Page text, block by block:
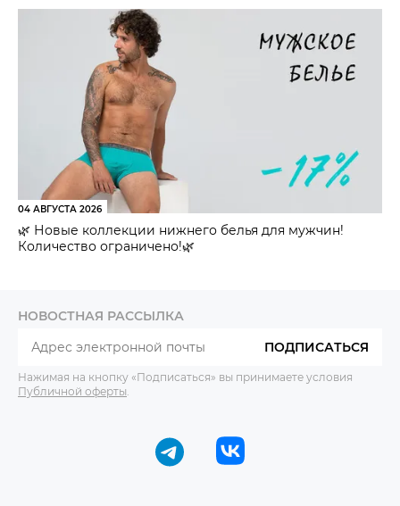
04 АВГУСТА 2026
🌿 Новые коллекции нижнего белья для мужчин!
Количество ограничено!🌿
НОВОСТНАЯ РАССЫЛКА
ПОДПИСАТЬСЯ
Нажимая на кнопку «Подписаться» вы принимаете условия
Публичной оферты